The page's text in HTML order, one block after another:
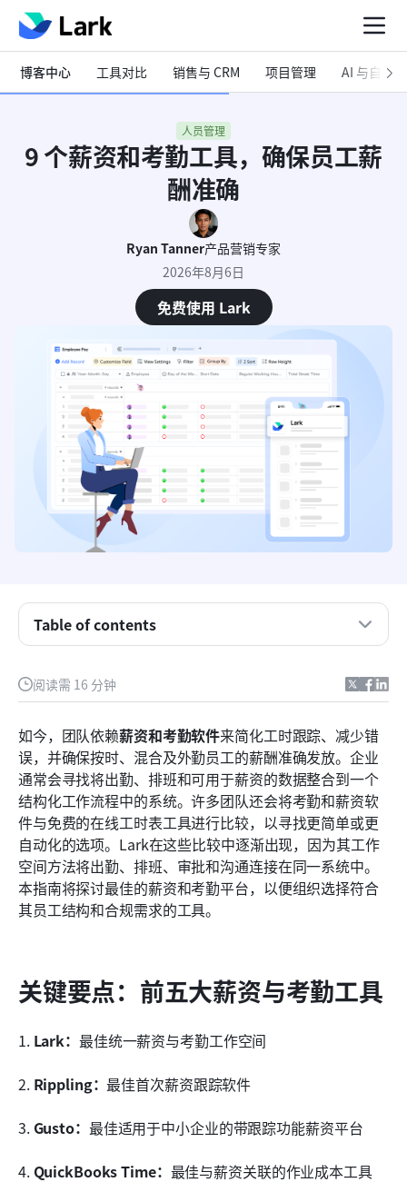
博客中心 工具对比 销售与 CRM 项目管理 AI 与自动化
人员管理
9 个薪资和考勤工具，确保员工薪
酬准确
Ryan Tanner产品营销专家
2026年8月6日
免费使用 Lark
阅读需 16 分钟
如今，团队依赖薪资和考勤软件来简化工时跟踪、减少错
误，并确保按时、混合及外勤员工的薪酬准确发放。企业
通常会寻找将出勤、排班和可用于薪资的数据整合到一个
结构化工作流程中的系统。许多团队还会将考勤和薪资软
件与免费的在线工时表工具进行比较，以寻找更简单或更
自动化的选项。Lark在这些比较中逐渐出现，因为其工作
空间方法将出勤、排班、审批和沟通连接在同一系统中。
本指南将探讨最佳的薪资和考勤平台，以便组织选择符合
其员工结构和合规需求的工具。
关键要点：前五大薪资与考勤工具
1. Lark： 最佳统一薪资与考勤工作空间
2. Rippling：最佳首次薪资跟踪软件
3. Gusto： 最佳适用于中小企业的带跟踪功能薪资平台
4. QuickBooks Time： 最佳与薪资关联的作业成本工具
Table of contents
关键要点：前五大薪资与考勤工具
对比表：一览前五大薪资与考勤工具
什么是薪资和考勤软件？
团队的9个最佳薪资和考勤软件选项
薪资和考勤软件的基本功能
为什么时间记录和工资发放必须协同工作
勾选最佳工资时间跟踪软件的方法
相关阅读